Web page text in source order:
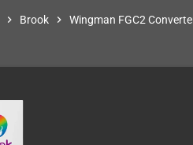
chevron_right Brook chevron_right Wingman FGC2